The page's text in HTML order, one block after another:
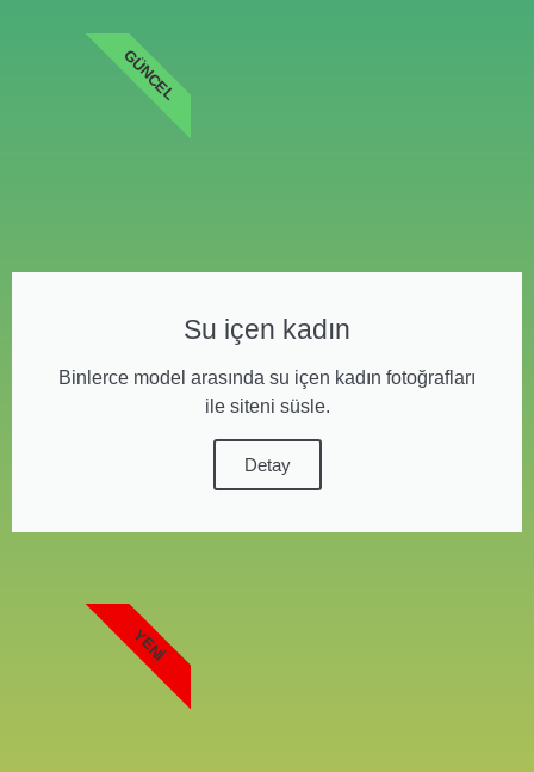
Su içen kadın
Binlerce model arasında su içen kadın fotoğrafları
ile siteni süsle.
Detay
GÜNCEL
YENI